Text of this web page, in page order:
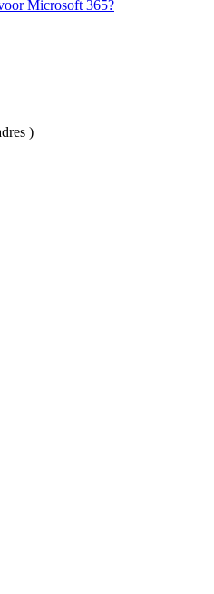
Microsoft 365?
)